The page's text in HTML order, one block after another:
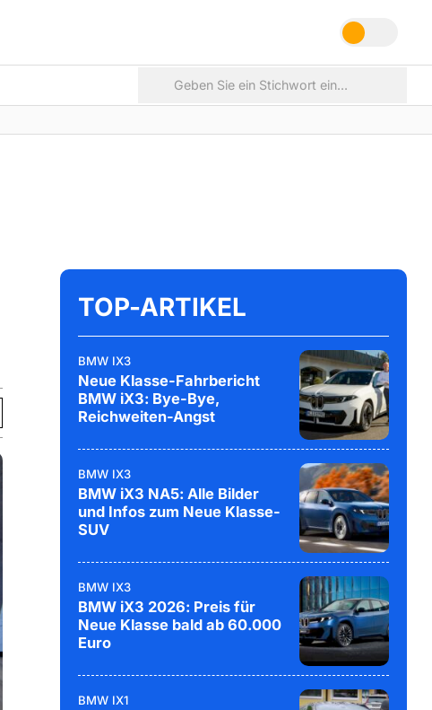
TOP-ARTIKEL
BMW IX3
Neue Klasse-Fahrbericht
BMW iX3: Bye-Bye,
Reichweiten-Angst
BMW IX3
BMW iX3 NA5: Alle Bilder
und Infos zum Neue Klasse-
SUV
BMW IX3
BMW iX3 2026: Preis für
Neue Klasse bald ab 60.000
Euro
BMW IX1